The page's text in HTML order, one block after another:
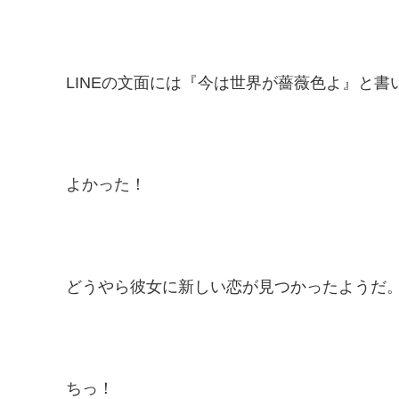
LINEの文面には『今は世界が薔薇色よ』と書
よかった！
どうやら彼女に新しい恋が見つかったようだ。
ちっ！